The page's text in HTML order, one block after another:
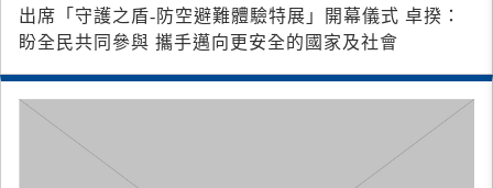
出席「守護之盾-防空避難體驗特展」開幕儀式 卓揆：
盼全民共同參與 攜手邁向更安全的國家及社會